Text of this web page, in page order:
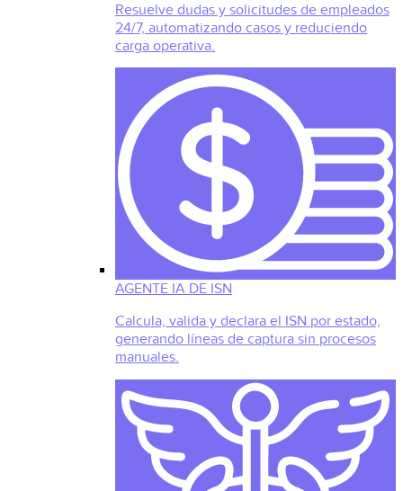
Resuelve dudas y solicitudes de empleados
24/7, automatizando casos y reduciendo
carga operativa.
AGENTE IA DE ISN
Calcula, valida y declara el ISN por estado,
generando líneas de captura sin procesos
manuales.